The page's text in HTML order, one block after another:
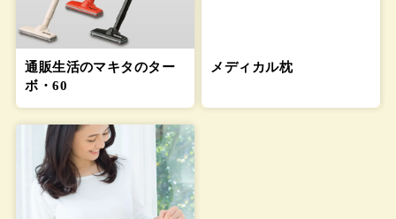
通販生活のマキタのター
ボ・60
メディカル枕